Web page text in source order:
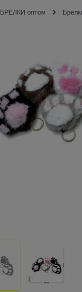
БРЕЛКИ оптом